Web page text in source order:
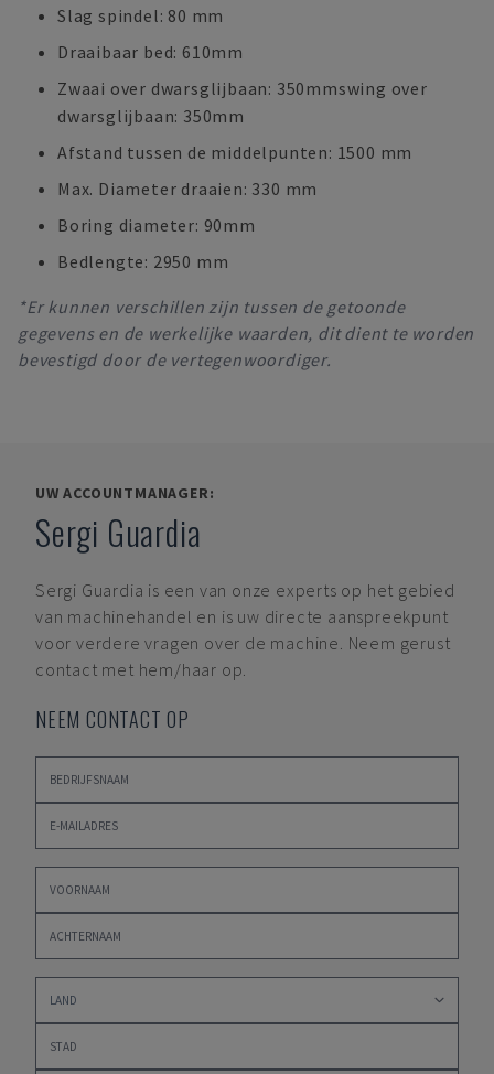
Slag spindel: 80 mm
Draaibaar bed: 610mm
Zwaai over dwarsglijbaan: 350mmswing over
dwarsglijbaan: 350mm
Afstand tussen de middelpunten: 1500 mm
Max. Diameter draaien: 330 mm
Boring diameter: 90mm
Bedlengte: 2950 mm
*Er kunnen verschillen zijn tussen de getoonde
gegevens en de werkelijke waarden, dit dient te worden
bevestigd door de vertegenwoordiger.
UW ACCOUNTMANAGER:
Sergi Guardia
Sergi Guardia is een van onze experts op het gebied
van machinehandel en is uw directe aanspreekpunt
voor verdere vragen over de machine. Neem gerust
contact met hem/haar op.
NEEM CONTACT OP